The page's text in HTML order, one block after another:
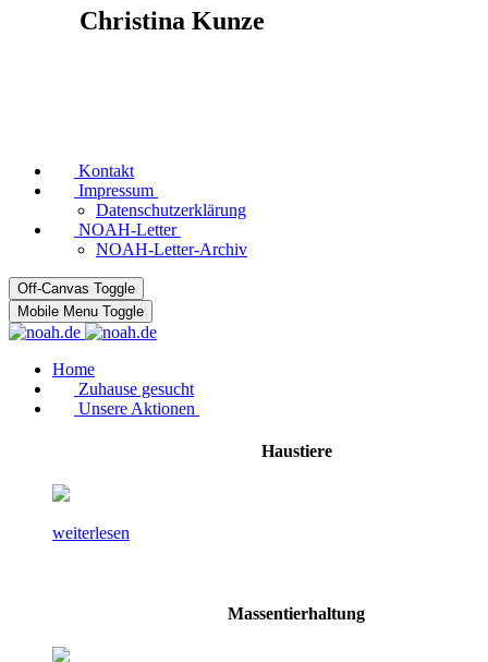
Christina Kunze
Kontakt
Impressum
Datenschutzerklärung
NOAH-Letter
NOAH-Letter-Archiv
Off-Canvas Toggle
Mobile Menu Toggle
Home
Zuhause gesucht
Unsere Aktionen
Haustiere
weiterlesen
Massentierhaltung